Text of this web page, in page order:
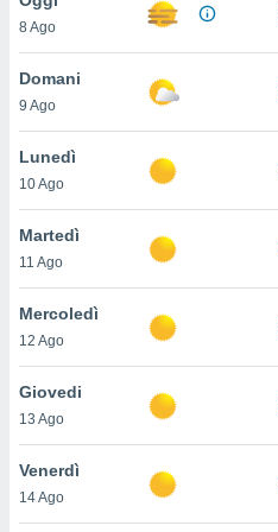
è
al sito
di
ci
di
il
un
la
nella
8 Ago
Domani
9 Ago
Lunedì
10 Ago
Martedì
11 Ago
Mercoledì
12 Ago
Giovedi
13 Ago
Venerdì
14 Ago